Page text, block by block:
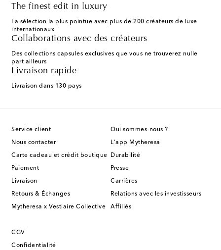
The finest edit in luxury
La sélection la plus pointue avec plus de 200 créateurs de luxe
internationaux
Collaborations avec des créateurs
Des collections capsules exclusives que vous ne trouverez nulle
part ailleurs
Livraison rapide
Livraison dans 130 pays
Service client
Nous contacter
Carte cadeau et crédit boutique
Paiement
Livraison
Retours & Échanges
Mytheresa x Vestiaire Collective
Qui sommes-nous ?
L'app Mytheresa
Durabilité
Presse
Carrières
Relations avec les investisseurs
Affiliés
CGV
Confidentialité